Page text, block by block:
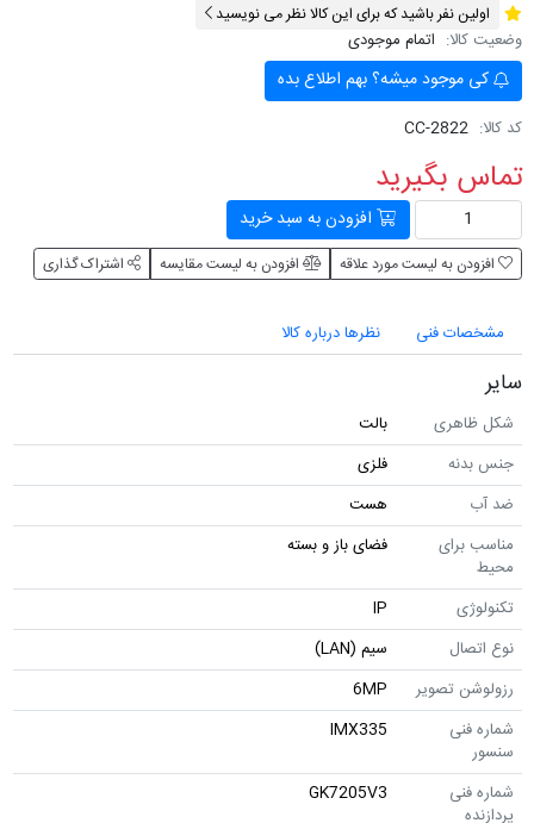
اولین نفر باشید که برای این کالا نظر می نویسید
وضعیت کالا: اتمام موجودی
کی موجود میشه؟ بهم اطلاع بده
کد کالا: CC-2822
تماس بگیرید
افزودن به سبد خرید
افزودن به لیست مورد علاقه افزودن به لیست مقایسه اشتراک گذاری
مشخصات فنی نظرها درباره کالا
سایر
شکل ظاهری
بالت
جنس بدنه
فلزی
ضد آب
هست
مناسب برای
محیط
فضای باز و بسته
تکنولوژی
IP
نوع اتصال
سیم (LAN)
رزولوشن تصویر
6MP
شماره فنی
سنسور
IMX335
شماره فنی
پردازنده
GK7205V3